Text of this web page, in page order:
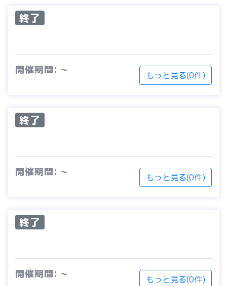
終了
開催期間: ~ もっと見る(0件)
終了
開催期間: ~ もっと見る(0件)
終了
開催期間: ~ もっと見る(0件)